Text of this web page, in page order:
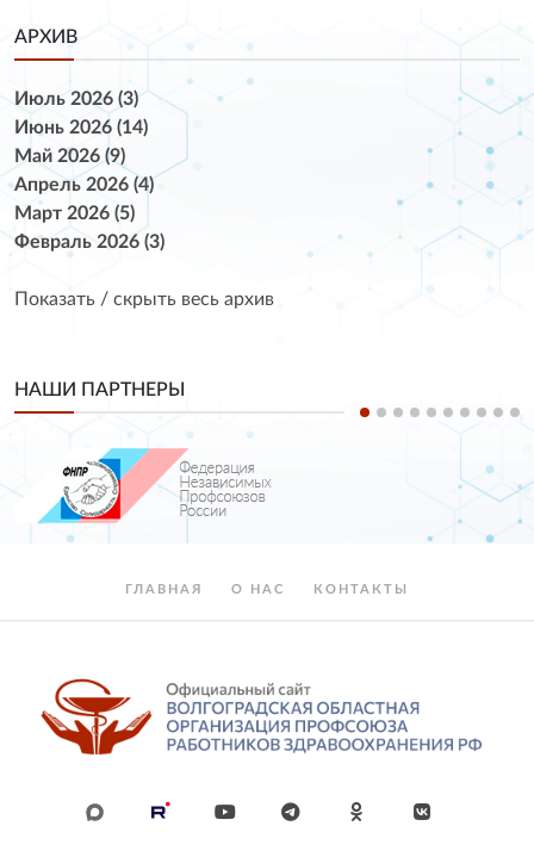
АРХИВ
Июль 2026 (3)
Июнь 2026 (14)
Май 2026 (9)
Апрель 2026 (4)
Март 2026 (5)
Февраль 2026 (3)
Показать / скрыть весь архив
НАШИ ПАРТНЕРЫ
ГЛАВНАЯ О НАС КОНТАКТЫ